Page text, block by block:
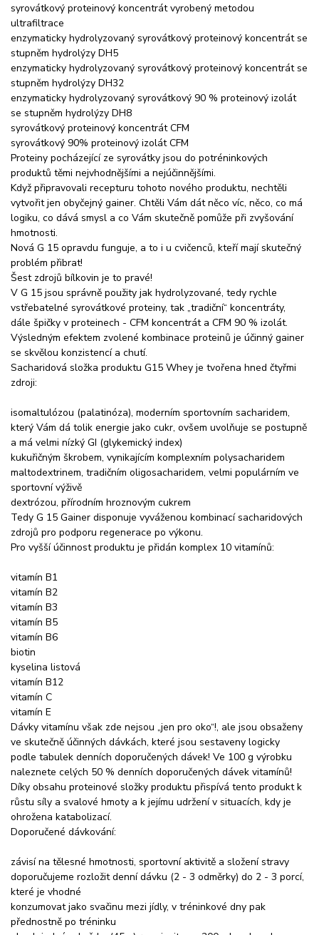
syrovátkový proteinový koncentrát vyrobený metodou
ultrafiltrace
enzymaticky hydrolyzovaný syrovátkový proteinový koncentrát se
stupněm hydrolýzy DH5
enzymaticky hydrolyzovaný syrovátkový proteinový koncentrát se
stupněm hydrolýzy DH32
enzymaticky hydrolyzovaný syrovátkový 90 % proteinový izolát
se stupněm hydrolýzy DH8
syrovátkový proteinový koncentrát CFM
syrovátkový 90% proteinový izolát CFM
Proteiny pocházející ze syrovátky jsou do potréninkových
produktů těmi nejvhodnějšími a nejúčinnějšími.
Když připravovali recepturu tohoto nového produktu, nechtěli
vytvořit jen obyčejný gainer. Chtěli Vám dát něco víc, něco, co má
logiku, co dává smysl a co Vám skutečně pomůže při zvyšování
hmotnosti.
Nová G 15 opravdu funguje, a to i u cvičenců, kteří mají skutečný
problém přibrat!
Šest zdrojů bílkovin je to pravé!
V G 15 jsou správně použity jak hydrolyzované, tedy rychle
vstřebatelné syrovátkové proteiny, tak „tradiční“ koncentráty,
dále špičky v proteinech - CFM koncentrát a CFM 90 % izolát.
Výsledným efektem zvolené kombinace proteinů je účinný gainer
se skvělou konzistencí a chutí.
Sacharidová složka produktu G15 Whey je tvořena hned čtyřmi
zdroji:
isomaltulózou (palatinóza), moderním sportovním sacharidem,
který Vám dá tolik energie jako cukr, ovšem uvolňuje se postupně
a má velmi nízký GI (glykemický index)
kukuřičným škrobem, vynikajícím komplexním polysacharidem
maltodextrinem, tradičním oligosacharidem, velmi populárním ve
sportovní výživě
dextrózou, přírodním hroznovým cukrem
Tedy G 15 Gainer disponuje vyváženou kombinací sacharidových
zdrojů pro podporu regenerace po výkonu.
Pro vyšší účinnost produktu je přidán komplex 10 vitamínů:
vitamín B1
vitamín B2
vitamín B3
vitamín B5
vitamín B6
biotin
kyselina listová
vitamín B12
vitamín C
vitamín E
Dávky vitamínu však zde nejsou „jen pro oko“!, ale jsou obsaženy
ve skutečně účinných dávkách, které jsou sestaveny logicky
podle tabulek denních doporučených dávek! Ve 100 g výrobku
naleznete celých 50 % denních doporučených dávek vitamínů!
Díky obsahu proteinové složky produktu přispívá tento produkt k
růstu síly a svalové hmoty a k jejímu udržení v situacích, kdy je
ohrožena katabolizací.
Doporučené dávkování:
závisí na tělesné hmotnosti, sportovní aktivitě a složení stravy
doporučujeme rozložit denní dávku (2 - 3 odměrky) do 2 - 3 porcí,
které je vhodné
konzumovat jako svačinu mezi jídly, v tréninkové dny pak
přednostně po tréninku